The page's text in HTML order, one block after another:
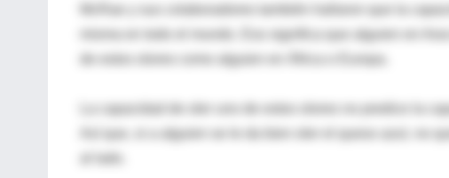
McRae y sus colaboradores también hallaron que la
misma en todo el mundo. Eso significa que alguien en
de estos olores como alguien en África o Europa.
La capacidad de oler uno de estos olores no predice la
Así que, si a alguien se le da bien oler el queso azul, no